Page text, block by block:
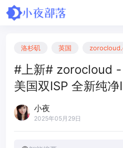
洛杉矶 英国
#上新# zorocloud
美国双ISP 全新纯净
小夜
2025年05月29日